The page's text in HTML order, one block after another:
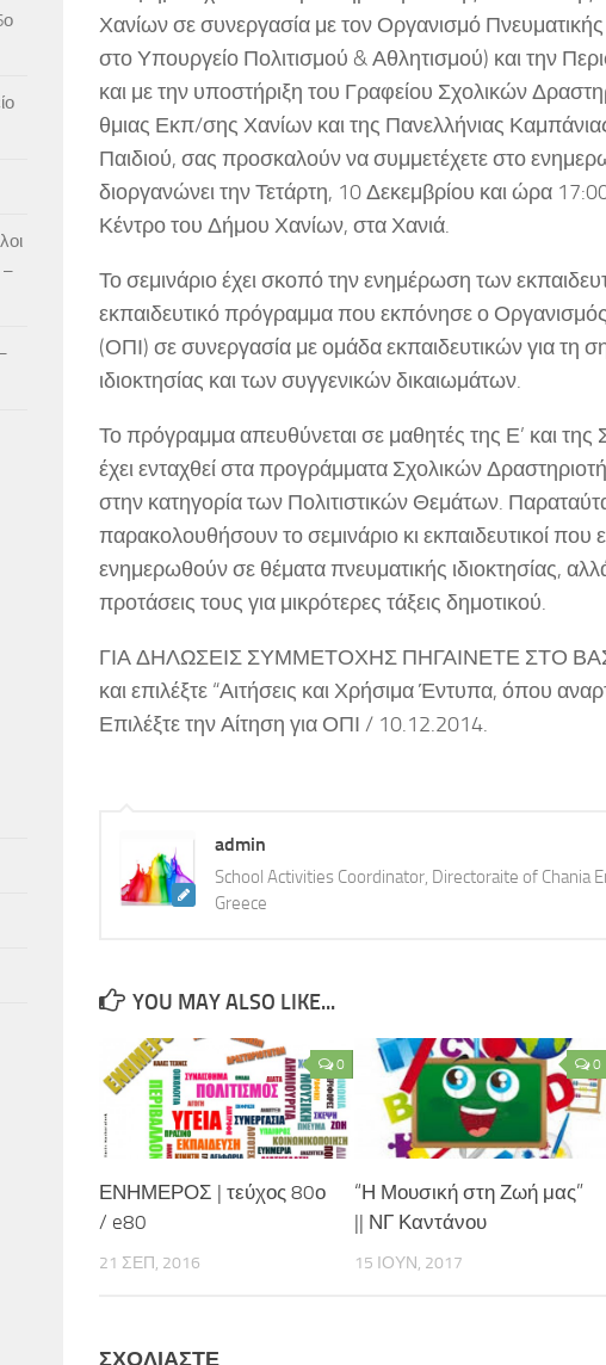
Χανίων σε συνεργασία με τον Οργανισμό Πνευματικής
στο Υπουργείο Πολιτισμού & Αθλητισμού) και την
και με την υποστήριξη του Γραφείου Σχολικών
θμιας Εκπ/σης Χανίων και της Πανελλήνιας
Παιδιού, σας προσκαλούν να συμμετέχετε στο
διοργανώνει την Τετάρτη, 10 Δεκεμβρίου και ώρα
Κέντρο του Δήμου Χανίων, στα Χανιά.
Το σεμινάριο έχει σκοπό την ενημέρωση των
εκπαιδευτικό πρόγραμμα που εκπόνησε ο Οργανισμός
(ΟΠΙ) σε συνεργασία με ομάδα εκπαιδευτικών για τη
ιδιοκτησίας και των συγγενικών δικαιωμάτων.
Το πρόγραμμα απευθύνεται σε μαθητές της Ε’ και της
έχει ενταχθεί στα προγράμματα Σχολικών
στην κατηγορία των Πολιτιστικών Θεμάτων.
παρακολουθήσουν το σεμινάριο κι εκπαιδευτικοί που
ενημερωθούν σε θέματα πνευματικής ιδιοκτησίας,
προτάσεις τους για μικρότερες τάξεις δημοτικού.
ΓΙΑ ΔΗΛΩΣΕΙΣ ΣΥΜΜΕΤΟΧΗΣ ΠΗΓΑΙΝΕΤΕ ΣΤΟ
και επιλέξτε “Αιτήσεις και Χρήσιμα Έντυπα, όπου
Επιλέξτε την Αίτηση για ΟΠΙ / 10.12.2014.
admin
School Activities Coordinator, Directoraite of Chania
Greece
YOU MAY ALSO LIKE...
0
ΕΝΗΜΕΡΟΣ | τεύχος 80ο
/ e80
21 ΣΕΠ, 2016
0
“Η Μουσική στη Ζωή μας”
|| ΝΓ Καντάνου
15 ΙΟΥΝ, 2017
ΣΧΟΛΙΆΣΤΕ
–